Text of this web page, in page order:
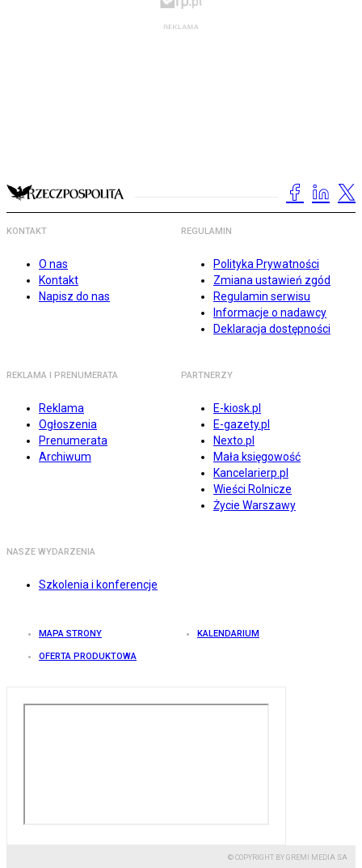
KONTAKT
O nas
Kontakt
Napisz do nas
REGULAMIN
Polityka Prywatności
Zmiana ustawień zgód
Regulamin serwisu
Informacje o nadawcy
Deklaracja dostępności
REKLAMA I PRENUMERATA
Reklama
Ogłoszenia
Prenumerata
Archiwum
PARTNERZY
E-kiosk.pl
E-gazety.pl
Nexto.pl
Mała księgowość
Kancelarierp.pl
Wieści Rolnicze
Życie Warszawy
NASZE WYDARZENIA
Szkolenia i konferencje
MAPA STRONY KALENDARIUM
OFERTA PRODUKTOWA
© COPYRIGHT BY GREMI MEDIA SA